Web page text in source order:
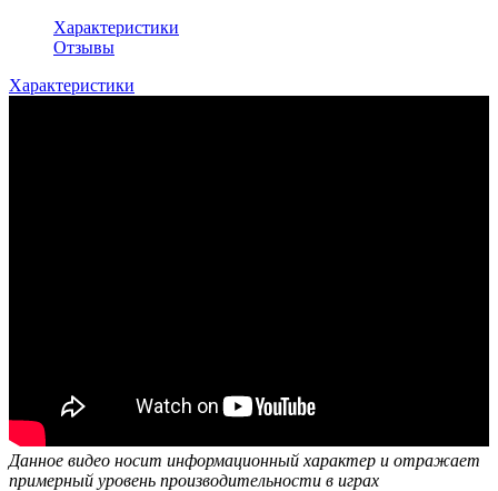
Характеристики
Отзывы
Характеристики
Данное видео носит информационный характер и отражает
примерный уровень производительности в играх